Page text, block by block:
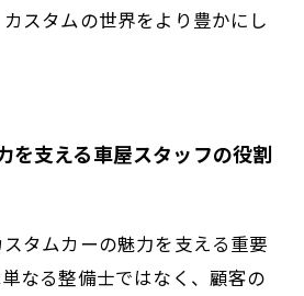
スタムの世界をより豊かにし
を支える車屋スタッフの役割
タムカーの魅力を支える重要
なる整備士ではなく、顧客の